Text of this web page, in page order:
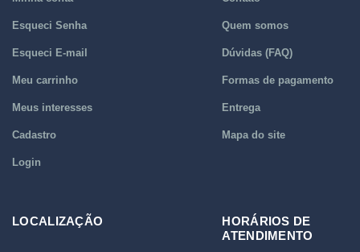
Esqueci Senha
Esqueci E-mail
Meu carrinho
Meus interesses
Cadastro
Login
Quem somos
Dúvidas (FAQ)
Formas de pagamento
Entrega
Mapa do site
LOCALIZAÇÃO
HORÁRIOS DE
ATENDIMENTO